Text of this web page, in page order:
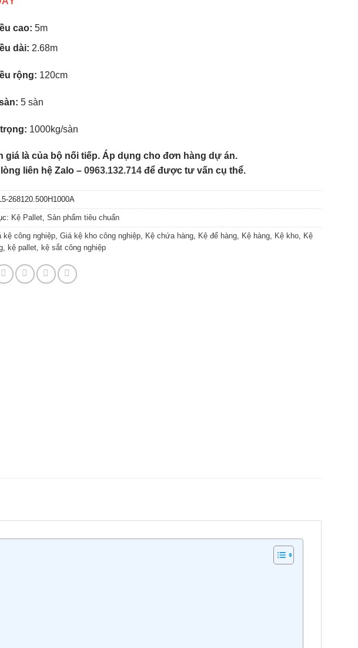
cao: 5m
dài: 2.68m
rộng: 120cm
5 sàn
1000kg/sàn
giá là của bộ nối tiếp. Áp dụng cho đơn hàng dự án.
liên hệ Zalo – 0963.132.714để được tư vấn cụ thể.
268120.500H1000A
Kệ Pallet, Sản phẩm tiêu chuẩn
kệ công nghiệp, Giá kệ kho công nghiệp, Kệ chứa hàng, Kệ để hàng, Kệ hàng, Kệ kho, Kệ
, kệ pallet, kệ sắt công nghiệp